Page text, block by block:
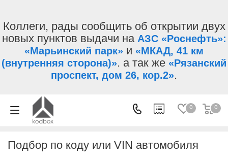
Коллеги, рады сообщить об открытии двух
новых пунктов выдачи на АЗС «Роснефть»:
«Марьинский парк» и «МКАД, 41 км
(внутренняя сторона)». а так же «Рязанский
проспект, дом 26, кор.2».
0 0
Подбор по коду или VIN автомобиля